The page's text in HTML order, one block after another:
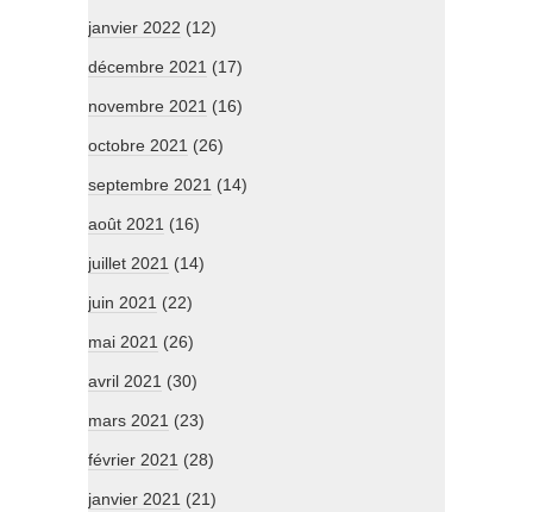
janvier 2022 (12)
décembre 2021 (17)
novembre 2021 (16)
octobre 2021 (26)
septembre 2021 (14)
août 2021 (16)
juillet 2021 (14)
juin 2021 (22)
mai 2021 (26)
avril 2021 (30)
mars 2021 (23)
février 2021 (28)
janvier 2021 (21)